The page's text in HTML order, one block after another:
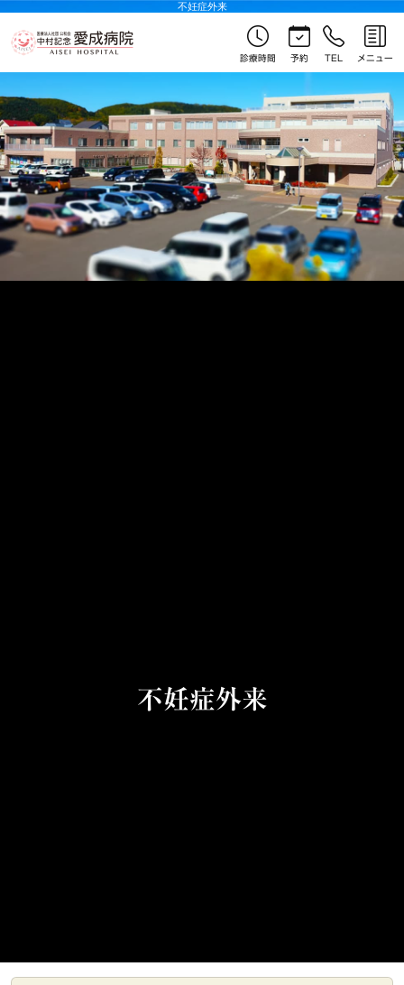
不妊症外来
不妊症外来
診療時間 予約 TEL メニュー